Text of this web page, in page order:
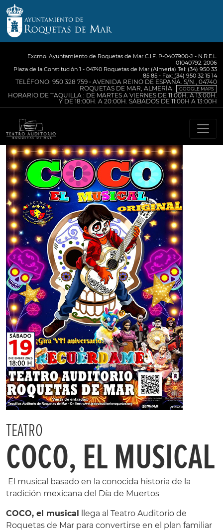
Excmo. Ayuntamiento de Roquetas de Mar C.I.F. P-0407900-J - N.R.E.L.
01040792. 2006
Plaza de la Constitución 1 - 04740 Roquetas de Mar (Almería) Tel: (34) 950 33
85 85 - Fax: (34) 950 32 15 14
TELÉFONO: 950 328 759 • AVENIDA REINO DE ESPAÑA. S/N., 04740
ROQUETAS DE MAR, ALMERÍA
GOOGLE MAPS
HORARIO DE TAQUILLA : DE MARTES A VIERNES DE 11:00H. A 13:00H.
Y DE 18:00H. A 20:00H. SÁBADOS DE 11:00H A 13:00H
TEATRO
COCO, EL MUSICAL
El musical basado en la conocida historia de la
tradición mexicana del Día de Muertos
COCO, el musical
llega al Teatro Auditorio de
Roquetas de Mar para convertirse en el plan familiar